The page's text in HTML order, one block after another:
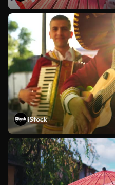
iStock